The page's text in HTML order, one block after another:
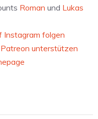
Roman und Lukas
Instagram folgen
unterstützen